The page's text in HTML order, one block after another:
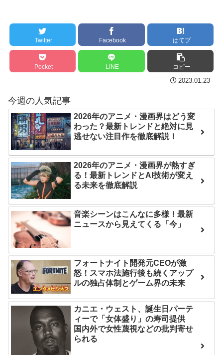
連戦も期待
キャンプ（コテージ泊）
クレバテスⅡ-魔獣の王と
想：敵を探すよりトアの書
を餌に誘き出す作戦！
【画像】発達障害の子ど
もはこの絵の意味がすぐに
分からないらしい
日本が北朝鮮に辛勝し二
次予選3連勝も、海外ファン
は采配に辛辣「おそろしい
内容の後半」「今日の森保
はチキン」
七ツ森りり ご令嬢と召使
いの禁断の恋…1日だけ許さ
れた夫婦としての時間をひ
たすら愛し合う。
Powered by livedoor 相
互RSS
すまん熊本やがコンビニ
に食品も水もない
ディズニーが「大課金時
代」に突入！アトラクショ
海外「日本よ、お前がナ
ンバーワンだ」 熊本地震直
に世界が衝撃
【第7話予告】水10ドラ
マ『ラムネモンキー』 トレ
ンディなクリスマスイヴ
2/25(水)
36歳の彼女と結婚したい
から信じられない言葉が飛
び出した… 他
「本気で潰しにきてる」
滝沢秀明の新オーディショ
ンが“まんまジャニーズ”とフ
ァン衝撃
Powered by livedoor 相
Twitter Facebook はてブ
Pocket LINE コピー
2023.01.23
今週の人気記事
2026年のアニメ・漫画界はどう変
わった？最新トレンドと絶対に見
逃せない注目作を徹底解説！
2026年のアニメ・漫画界が熱すぎ
る！最新トレンドとAI技術が変え
る未来を徹底解説
音楽シーンはこんなに多様！最新
ニュースから見えてくる「今」
フォートナイト開発元CEOが激
怒！スマホ法施行後も続くアップ
ルの独占体制とゲーム界の未来
カニエ・ウェスト、誕生日パーテ
ィーで「女体盛り」の寿司提供
国内外で女性蔑視などの批判寄せ
られる